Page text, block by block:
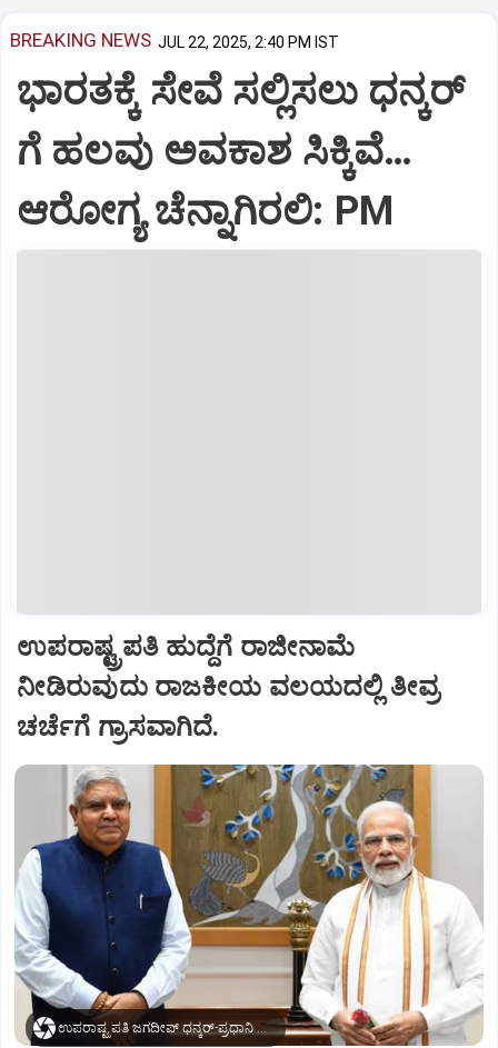
BREAKING NEWS JUL 22, 2025, 2:40 PM IST
ಭಾರತಕ್ಕೆ ಸೇವೆ ಸಲ್ಲಿಸಲು ಧನ್ಕರ್‌
ಗೆ ಹಲವು ಅವಕಾಶ ಸಿಕ್ಕಿವೆ…
ಆರೋಗ್ಯ ಚೆನ್ನಾಗಿರಲಿ: PM
ಉಪರಾಷ್ಟ್ರಪತಿ ಹುದ್ದೆಗೆ ರಾಜೀನಾಮೆ
ನೀಡಿರುವುದು ರಾಜಕೀಯ ವಲಯದಲ್ಲಿ ತೀವ್ರ
ಚರ್ಚೆಗೆ ಗ್ರಾಸವಾಗಿದೆ.
ಉಪರಾಷ್ಟ್ರಪತಿ ಜಗದೀಪ್‌ ಧನ್ಕರ್-ಪ್ರಧಾನಿ ಮೋದಿ